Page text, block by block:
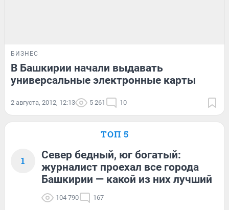
БИЗНЕС
В Башкирии начали выдавать
универсальные электронные карты
2 августа, 2012, 12:13 5 261 10
ТОП 5
1
Север бедный, юг богатый:
журналист проехал все города
Башкирии — какой из них лучший
104 790 167